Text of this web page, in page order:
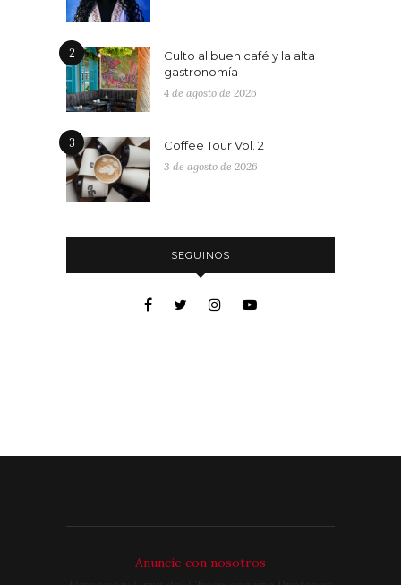
2
Culto al buen café y la alta
gastronomía
4 de agosto de 2026
3 Coffee Tour Vol. 2
3 de agosto de 2026
SEGUINOS
Anuncie con nosotros